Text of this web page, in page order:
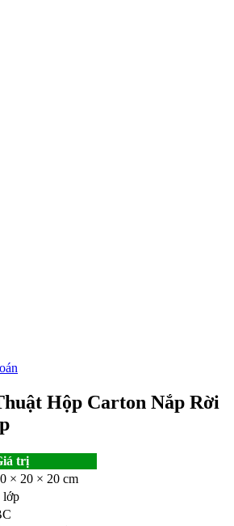
Hộp Carton Nắp Rời
trị
× 20 × 20 cm
lớp